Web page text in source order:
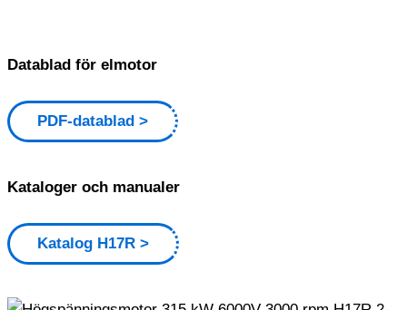
Datablad för elmotor
PDF-datablad
Kataloger och manualer
Katalog H17R